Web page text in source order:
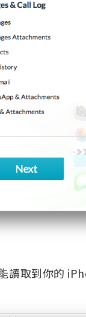
讀取到你的